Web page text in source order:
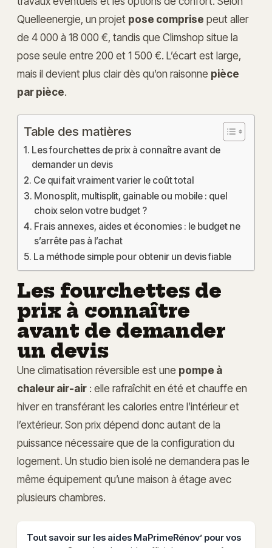
Quelleenergie, un projet pose comprise peut aller
de 4 000 à 18 000 €, tandis que Climshop situe la
pose seule entre 200 et 1 500 €. L’écart est large,
mais il devient plus clair dès qu’on raisonne pièce
par pièce.
Table des matières
Les fourchettes de prix à connaître avant de
demander un devis
Ce qui fait vraiment varier le coût total
Monosplit, multisplit, gainable ou mobile : quel
choix selon votre budget ?
Frais annexes, aides et économies : le budget ne
s’arrête pas à l’achat
La méthode simple pour obtenir un devis fiable
Les fourchettes de
prix à connaître
avant de demander
un devis
Une climatisation réversible est une pompe à
chaleur air-air : elle rafraîchit en été et chauffe en
hiver en transférant les calories entre l’intérieur et
l’extérieur. Son prix dépend donc autant de la
puissance nécessaire que de la configuration du
logement. Un studio bien isolé ne demandera pas le
même équipement qu’une maison à étage avec
plusieurs chambres.
Tout savoir sur les aides MaPrimeRénov’ pour vos